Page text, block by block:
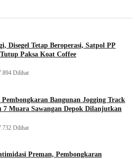
Disegel Tetap Beroperasi, Satpol PP
Paksa Koat Coffee
Dilihat
Bangunan Jogging Track
Muara Sawangan Depok Dilanjutkan
Dilihat
Preman, Pembongkaran